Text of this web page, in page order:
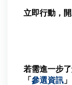
立即行動，
若需進一步
「 參選資訊